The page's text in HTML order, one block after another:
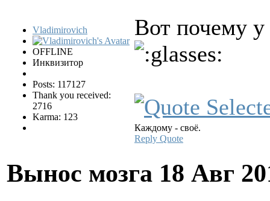
Vladimirovich
OFFLINE
Инквизитор
Posts: 117127
Thank you received:
2716
Karma: 123
Вот почему
Каждому - своё.
Reply Quote
Вынос мозга 18 Авг